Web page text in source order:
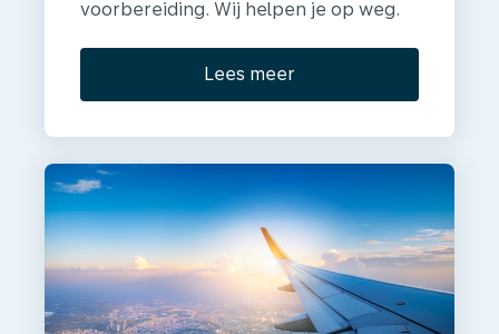
voorbereiding. Wij helpen je op weg.
Lees meer